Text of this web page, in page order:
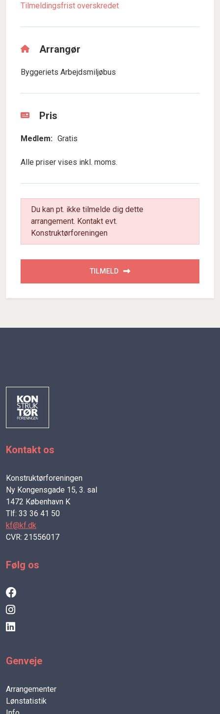
Tilmeldingsfrist overskredet
Arrangør
Byggeriets Arbejdsmiljøbus
Pris
Medlem: Gratis
Alle priser vises inkl. moms.
Du kan pt. ikke tilmelde dig dette
arrangement. Kontakt evt.
Konstruktørforeningen
TILMELD
Kontakt os
Konstruktørforeningen
Ny Kongensgade 15, 3. sal
1472 København K
Tlf: 33 36 41 50
kf@kf.dk
CVR: 21556017
Følg os
Genveje
Arrangementer
Lønstatistik